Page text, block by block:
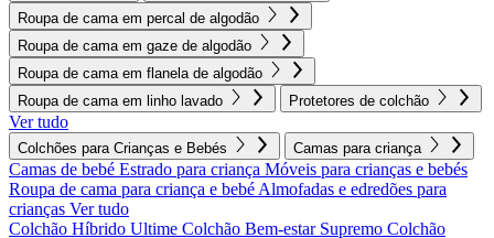
Roupa de cama em percal de algodão
Roupa de cama em gaze de algodão
Roupa de cama em flanela de algodão
Roupa de cama em linho lavado
Protetores de colchão
Ver tudo
Colchões para Crianças e Bebés Camas para criança
Camas de bebé Estrado para criança Móveis para crianças e bebés
Roupa de cama para criança e bebé Almofadas e edredões para
crianças Ver tudo
Colchão Híbrido Ultime Colchão Bem-estar Supremo Colchão